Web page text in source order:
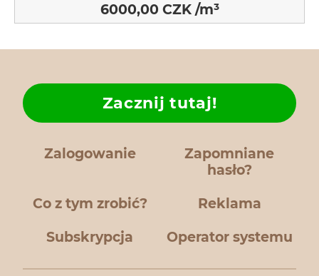
6000,00 CZK /m³
Zalogowanie
Zapomniane
hasło?
Co z tym zrobić?
Zacznij tutaj!
Reklama
Subskrypcja Operator systemu